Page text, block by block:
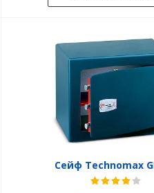
Сейф Technomax